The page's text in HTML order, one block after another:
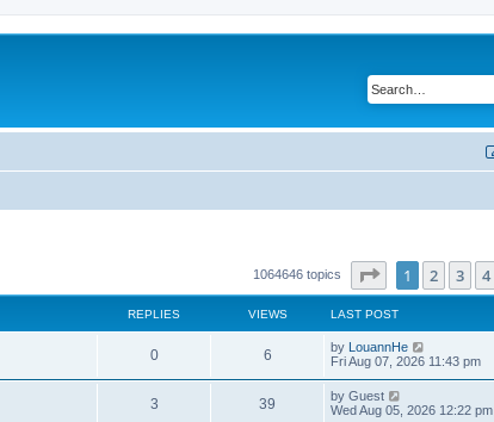
1064646 topics Page of 42586
1 2 3 4
REPLIES VIEWS LAST POST
0 6 by LouannHe
Fri Aug 07, 2026 11:43 pm
3 39 by Guest
Wed Aug 05, 2026 12:22 pm